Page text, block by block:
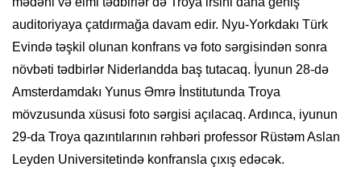
auditoriyaya çatdırmağa davam edir. Nyu-Yorkdakı Türk
Evində təşkil olunan konfrans və foto sərgisindən sonra
növbəti tədbirlər Niderlandda baş tutacaq. İyunun 28-də
Amsterdamdakı Yunus Əmrə İnstitutunda Troya
mövzusunda xüsusi foto sərgisi açılacaq. Ardınca, iyunun
29-da Troya qazıntılarının rəhbəri professor Rüstəm Aslan
Leyden Universitetində konfransla çıxış edəcək.